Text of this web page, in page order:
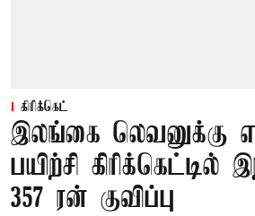
கிரிக்கெட்
இலங்கை லெவனுக்கு
பயிற்சி
357 ரன் குவிப்பு